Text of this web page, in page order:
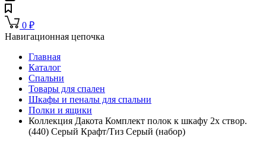
0 ₽
Навигационная цепочка
Главная
Каталог
Спальни
Товары для спален
Шкафы и пеналы для спальни
Полки и ящики
Коллекция Дакота Комплект полок к шкафу 2х створ.
(440) Серый Крафт/Тиз Серый (набор)